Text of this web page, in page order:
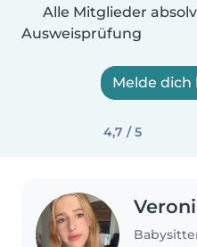
Alle Mitglieder
Ausweisprüfung
Melde dich
4,7 / 5